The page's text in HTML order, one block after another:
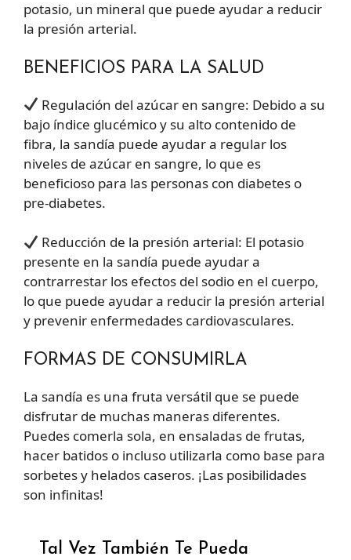
potasio, un mineral que puede ayudar a reducir
la presión arterial.
BENEFICIOS PARA LA SALUD
Regulación del azúcar en sangre: Debido a su
bajo índice glucémico y su alto contenido de
fibra, la sandía puede ayudar a regular los
niveles de azúcar en sangre, lo que es
beneficioso para las personas con diabetes o
pre-diabetes.
Reducción de la presión arterial: El potasio
presente en la sandía puede ayudar a
contrarrestar los efectos del sodio en el cuerpo,
lo que puede ayudar a reducir la presión arterial
y prevenir enfermedades cardiovasculares.
FORMAS DE CONSUMIRLA
La sandía es una fruta versátil que se puede
disfrutar de muchas maneras diferentes.
Puedes comerla sola, en ensaladas de frutas,
hacer batidos o incluso utilizarla como base para
sorbetes y helados caseros. ¡Las posibilidades
son infinitas!
Tal Vez También Te Pueda